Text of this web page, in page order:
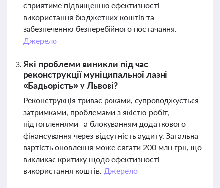
сприятиме підвищенню ефективності
використання бюджетних коштів та
забезпеченню безперебійного постачання.
Джерело
Які проблеми виникли під час
реконструкції муніципальної лазні
«Бадьорість» у Львові?
Реконструкція триває роками, супроводжується
затримками, проблемами з якістю робіт,
підтопленнями та блокуванням додаткового
фінансування через відсутність аудиту. Загальна
вартість оновлення може сягати 200 млн грн, що
викликає критику щодо ефективності
використання коштів. Джерело